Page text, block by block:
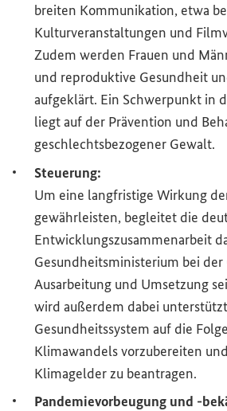
breiten Kommunikation, etwa
Kulturveranstaltungen und
Zudem werden Frauen und
und reproduktive Gesundheit
aufgeklärt. Ein Schwerpunkt in
liegt auf der Prävention und
geschlechtsbezogener Gewalt.
Steuerung:
Um eine langfristige Wirkung
gewährleisten, begleitet die
Entwicklungszusammenarbeit
Gesundheitsministerium bei der
Ausarbeitung und Umsetzung
wird außerdem dabei
Gesundheitssystem auf die
Klimawandels vorzubereiten
Klimagelder zu beantragen.
Pandemievorbeugung und -